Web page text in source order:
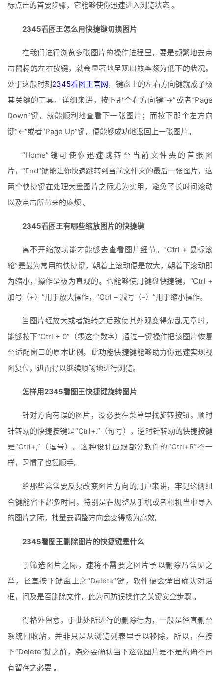
标点击的首要步骤，它能够使你迅速进入浏览状态 。
2345看图王怎么用快捷键切换图片
在我们进行浏览多张图片的操作进程里，要是频繁地去点
击鼠标的左右按键，就会显著地呈现出效率颇为低下的状况。
处于这般时刻2345看图王官网，键盘上的左右方向键就成了极
其关键的工具。详细来讲，按下那个右方向键“→”或者“Page
Down”键，就能顺利地查看下一张图片；而按下那个左方向
键“←”或者“Page Up”键，便能够成功地返回上一张图片。
“Home”键可使你迅速跳转至当前文件夹的首张图
片，“End”键能让你快速跳转到当前文件夹的最后一张图片，这
两个快捷键在处理大量图片之际尤为实用，避免了长时间滚动
以及点击所带来的麻烦 。
2345看图王有哪些缩放图片的快捷键
离不开缩放功能才能够去查看图片细节。“Ctrl + 鼠标滚
轮”是最为常用的快捷键，朝着上滚动便是放大，朝着下滚动即
为缩小，操作是极为直观的。也能够使用键盘快捷键，“Ctrl +
加号（+）”用于放大操作，“Ctrl – 减号（-）”用于缩小操作。
当图片经放大或者旋转之后致使其外观变得杂乱无章时，
能够按下“Ctrl + 0”（零这个数字）通过一键操作把该图片恢复
至适配窗口的原本比例。此功能快捷键能够助力你迅速实现视
图复位，进而得以继续顺畅地进行浏览。
怎样用2345看图王快捷键旋转图片
针对方向有误的图片，没必要在菜单里找旋转按钮。顺时
针转动的快捷按键是“Ctrl+.”（句号），逆时针转动的快捷按键
是“Ctrl+,”（逗号）。这种设计虽跟部分软件的“Ctrl+R”不一
样，习惯了也挺顺手。
给那些常常要反复改变图片方向的用户来讲，牢记这俩组
合键能省下超多时间。特别是在规整从手机或者相机当中导入
的图片之际，批量去调整方向会变得极为高效。
2345看图王删除图片的快捷键是什么
于筛选图片之际，速将不需要之图片予以删除乃常见之
举，径直按下键盘上之“Delete”键，软件便会弹出确认对话
框，问及是否删除文件，此为可防误操作之关键安全步骤 。
得格外留意，于此处所进行的删除行为，一般是径直删至
系统回收站，并非只是从浏览列表里予以移除，所以，在按
下“Delete”键之前，务必要确认当下这张图片是不是的确不再
有留存之必要 。